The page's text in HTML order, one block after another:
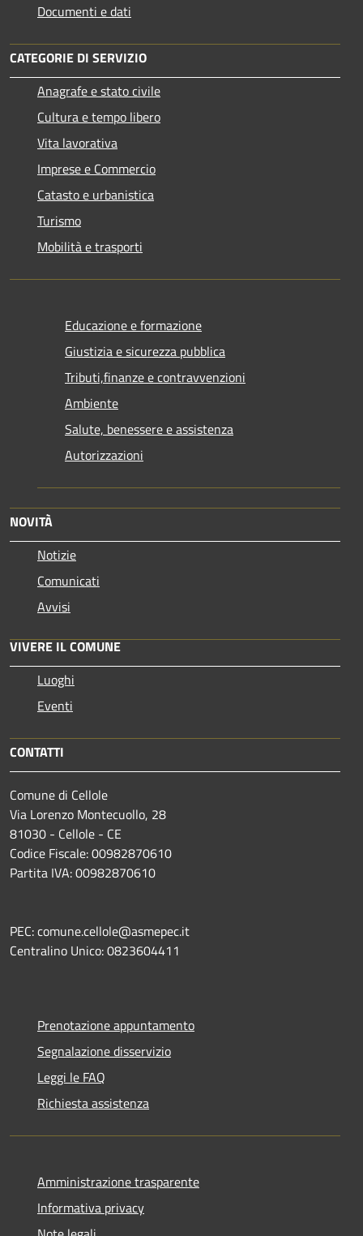
Documenti e dati
CATEGORIE DI SERVIZIO
Anagrafe e stato civile
Cultura e tempo libero
Vita lavorativa
Imprese e Commercio
Catasto e urbanistica
Turismo
Mobilità e trasporti
Educazione e formazione
Giustizia e sicurezza pubblica
Tributi,finanze e contravvenzioni
Ambiente
Salute, benessere e assistenza
Autorizzazioni
NOVITÀ
Notizie
Comunicati
Avvisi
VIVERE IL COMUNE
Luoghi
Eventi
CONTATTI
Comune di Cellole
Via Lorenzo Montecuollo, 28
81030 - Cellole - CE
Codice Fiscale: 00982870610
Partita IVA: 00982870610
PEC: comune.cellole@asmepec.it
Centralino Unico: 0823604411
Prenotazione appuntamento
Segnalazione disservizio
Leggi le FAQ
Richiesta assistenza
Amministrazione trasparente
Informativa privacy